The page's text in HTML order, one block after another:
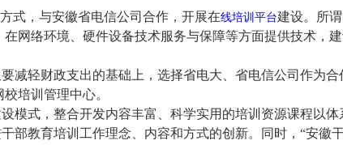
式，与安徽省电信公司合作，开展在线培训平台建设。所
网络环境、硬件设备技术服务与保障等方面提供技术，
减轻财政支出的基础上，选择省电大、省电信公司作为
培训管理中心。
模式，整合开发内容丰富、科学实用的培训资源课程以体
部教育培训工作理念、内容和方式的创新。同时，“安徽